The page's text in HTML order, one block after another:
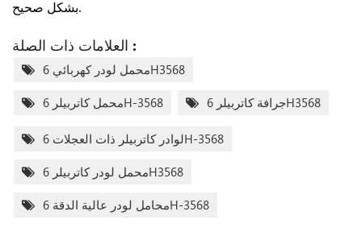
بشكل صحيح.
العلامات ذات الصلة :
محمل لودر كهربائي 6H3568
محمل كاتربيلر 6H-3568 جرافة كاتربيلر 6H3568
لوادر كاتربيلر ذات العجلات 6H-3568
محمل لودر كاتربيلر 6H3568
محامل لودر عالية الدقة 6H-3568